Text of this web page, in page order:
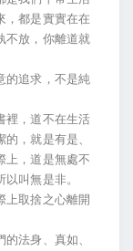
，都是實實在在
不放，你離道就
追求，不是純
，道不在生活
，就是有是、
上，道是無處不
叫無是非。
取捨之心離開
法身、真如、